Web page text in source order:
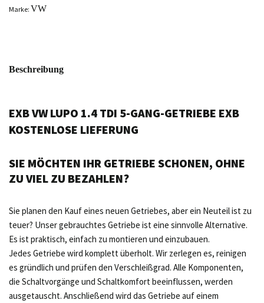
Marke: VW
Beschreibung
EXB VW LUPO 1.4 TDI 5-GANG-GETRIEBE EXB
KOSTENLOSE LIEFERUNG
SIE MÖCHTEN IHR GETRIEBE SCHONEN, OHNE
ZU VIEL ZU BEZAHLEN?
Sie planen den Kauf eines neuen Getriebes, aber ein Neuteil ist zu
teuer? Unser gebrauchtes Getriebe ist eine sinnvolle Alternative.
Es ist praktisch, einfach zu montieren und einzubauen.
Jedes Getriebe wird komplett überholt. Wir zerlegen es, reinigen
es gründlich und prüfen den Verschleißgrad. Alle Komponenten,
die Schaltvorgänge und Schaltkomfort beeinflussen, werden
ausgetauscht. Anschließend wird das Getriebe auf einem